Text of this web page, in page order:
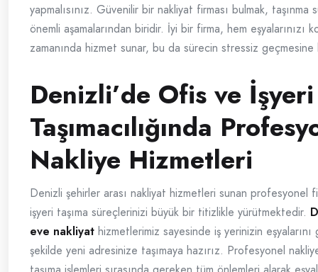
yapmalısınız. Güvenilir bir nakliyat firması bulmak, taşınma
önemli aşamalarından biridir. İyi bir firma, hem eşyalarınızı
zamanında hizmet sunar, bu da sürecin stressiz geçmesine
Denizli’de Ofis ve İşyeri
Taşımacılığında
Nakliye Hizmetleri
Denizli şehirler arası nakliyat hizmetleri sunan profesyonel
işyeri taşıma süreçlerinizi büyük bir titizlikle yürütmektedir.
eve nakliyat hizmetlerimiz sayesinde iş yerinizin eşyalarını
şekilde yeni adresinize taşımaya hazırız. Profesyonel